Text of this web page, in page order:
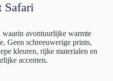
Safari
waarin avontuurlijke warmte
Geen schreeuwerige prints,
kleuren, rijke materialen en
accenten.